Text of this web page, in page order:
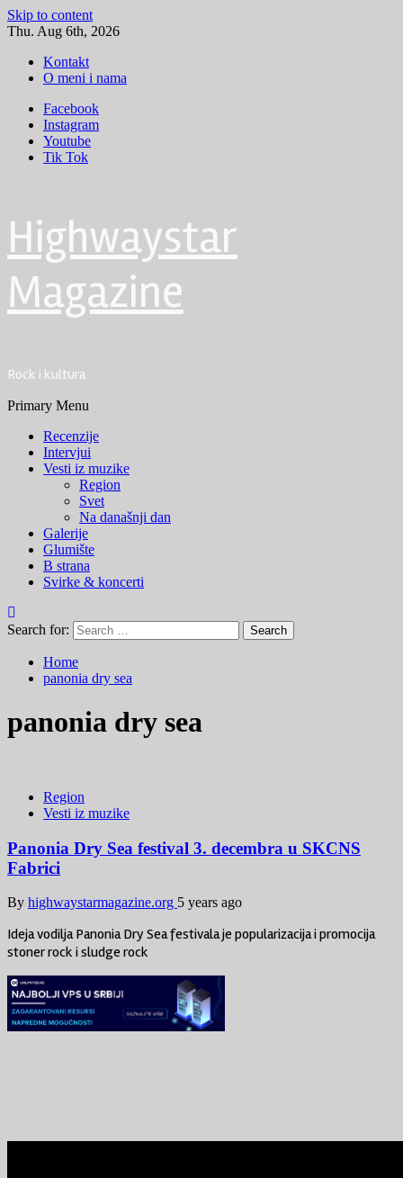
Skip to content
Thu. Aug 6th, 2026
Kontakt
O meni i nama
Facebook
Instagram
Youtube
Tik Tok
Highwaystar
Magazine
Rock i kultura
Primary Menu
Recenzije
Intervjui
Vesti iz muzike
Region
Svet
Na današnji dan
Galerije
Glumište
B strana
Svirke & koncerti
Search for:
Home
panonia dry sea
panonia dry sea
Region
Vesti iz muzike
Panonia Dry Sea festival 3. decembra u SKCNS
Fabrici
By highwaystarmagazine.org 5 years ago
Ideja vodilja Panonia Dry Sea festivala je popularizacija i promocija
stoner rock i sludge rock